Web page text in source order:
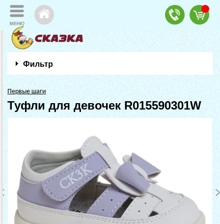
Фильтр
Первые шаги
Туфли для девочек R015590301W